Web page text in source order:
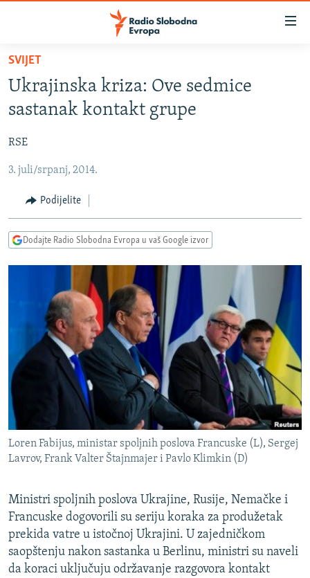
Pređite
glavni
sadržaj
na
navigaciju
Pređite
pretragu
VIJESTI
BOSNA I HERCEGOVINA
KOSOVO
CRNA GORA
VIZUELNO
FOTOGALERIJE
PODCASTI
RAT U UKRAJINI
KINA NA BALKANU
RSE PRIČE IZ SVIJETA
ISPRIČAJ MI
DNEVNO@RSE
SPECIJALI RSE
VIŠE OD NASLOVA
GENOCID U SREBRENICI
POPLAVE I KLIZIŠTA U BIH 2024.
POST SCRIPTUM
MOJA EVROPA
TRI DECENIJE OD RATA U BIH
SVE KARTE DEJTONA
PRATITE NAS
SVIJET
Ukrajinska kriza: Ove sedmice
sastanak kontakt grupe
RSE
3. juli/srpanj, 2014.
Podijelite
Dodajte Radio Slobodna Evropa u vaš Google izvor
Loren Fabijus, ministar spoljnih poslova Francuske (L), Sergej
Lavrov, Frank Valter Štajnmajer i Pavlo Klimkin (D)
Ministri spoljnih poslova Ukrajine, Rusije, Nemačke i
Francuske dogovorili su seriju koraka za produžetak
prekida vatre u istočnoj Ukrajini. U zajedničkom
saopštenju nakon sastanka u Berlinu, ministri su naveli
da koraci uključuju održavanje razgovora kontakt